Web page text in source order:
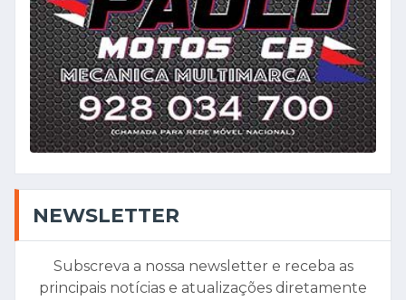
NEWSLETTER
Subscreva a nossa newsletter e receba as
principais notícias e atualizações diretamente